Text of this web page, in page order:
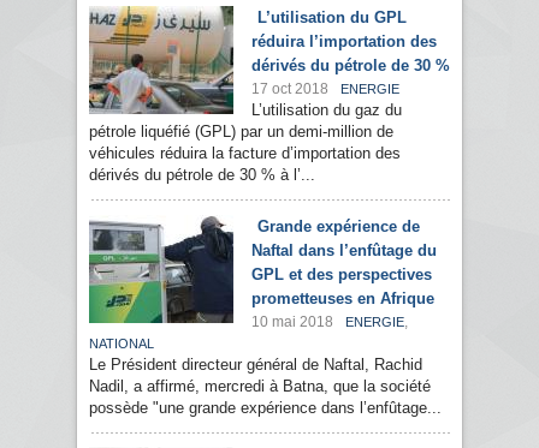
L’utilisation du GPL
réduira l’importation des
dérivés du pétrole de 30 %
17 oct 2018 ENERGIE
L’utilisation du gaz du
pétrole liquéfié (GPL) par un demi-million de
véhicules réduira la facture d’importation des
dérivés du pétrole de 30 % à l’...
Grande expérience de
Naftal dans l’enfûtage du
GPL et des perspectives
prometteuses en Afrique
10 mai 2018 ENERGIE,
NATIONAL
Le Président directeur général de Naftal, Rachid
Nadil, a affirmé, mercredi à Batna, que la société
possède "une grande expérience dans l’enfûtage...